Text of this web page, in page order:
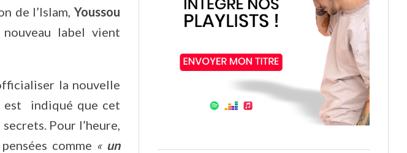
de l’Islam, Youssou
label vient
la nouvelle
est indiqué que cet
Pour l’heure,
comme « un